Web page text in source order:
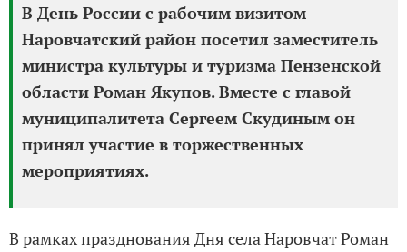
В День России с рабочим визитом
Наровчатский район посетил заместитель
министра культуры и туризма Пензенской
области Роман Якупов. Вместе с главой
муниципалитета Сергеем Скудиным он
принял участие в торжественных
мероприятиях.
В рамках празднования Дня села Наровчат Роман